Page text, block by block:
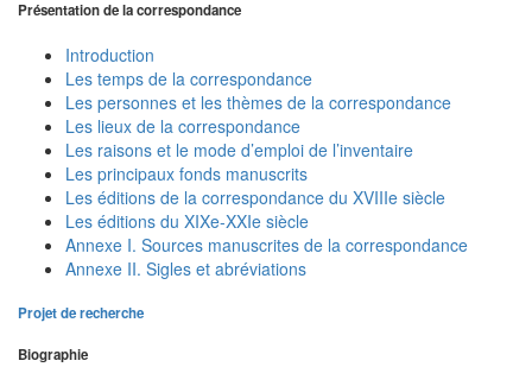
Présentation de la correspondance
Introduction
Les temps de la correspondance
Les personnes et les thèmes de la correspondance
Les lieux de la correspondance
Les raisons et le mode d’emploi de l’inventaire
Les principaux fonds manuscrits
Les éditions de la correspondance du XVIIIe siècle
Les éditions du XIXe-XXIe siècle
Annexe I. Sources manuscrites de la correspondance
Annexe II. Sigles et abréviations
Projet de recherche
Biographie